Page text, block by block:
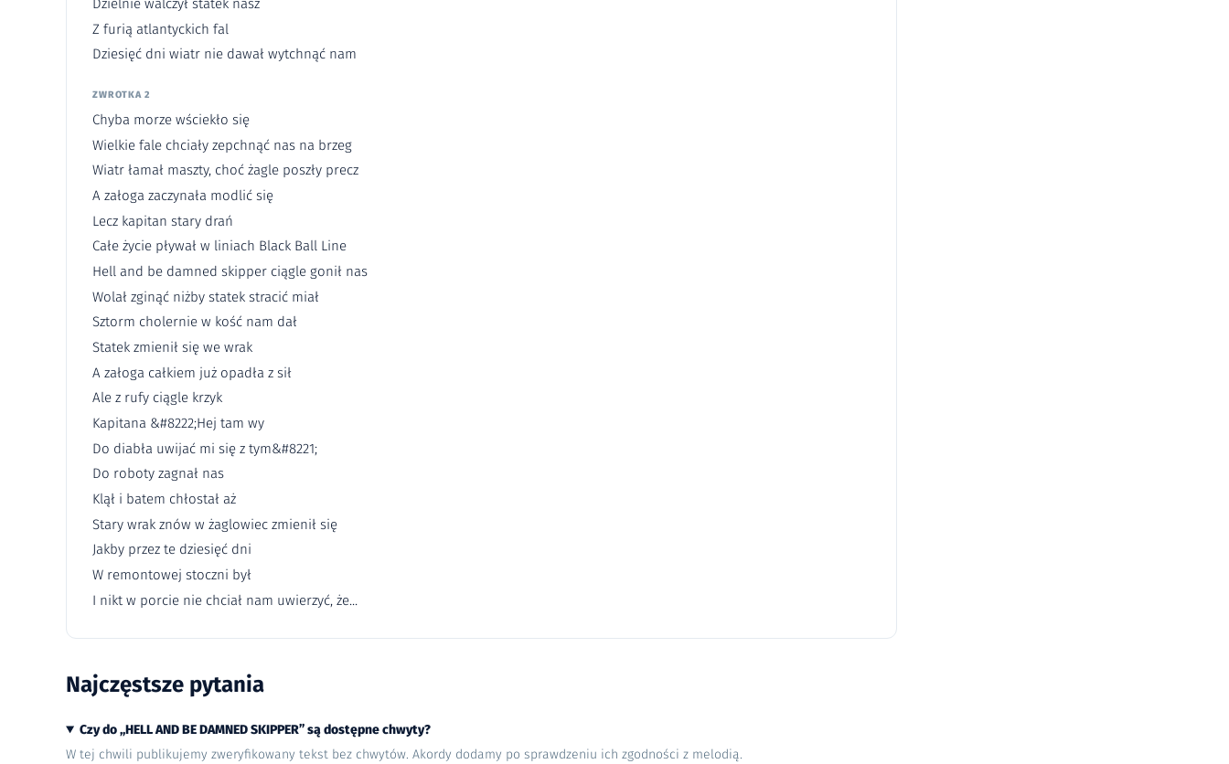
Dzielnie walczył statek nasz
Z furią atlantyckich fal
Dziesięć dni wiatr nie dawał wytchnąć nam
ZWROTKA 2
Chyba morze wściekło się
Wielkie fale chciały zepchnąć nas na brzeg
Wiatr łamał maszty, choć żagle poszły precz
A załoga zaczynała modlić się
Lecz kapitan stary drań
Całe życie pływał w liniach Black Ball Line
Hell and be damned skipper ciągle gonił nas
Wolał zginąć niżby statek stracić miał
Sztorm cholernie w kość nam dał
Statek zmienił się we wrak
A załoga całkiem już opadła z sił
Ale z rufy ciągle krzyk
Kapitana &#8222;Hej tam wy
Do diabła uwijać mi się z tym&#8221;
Do roboty zagnał nas
Klął i batem chłostał aż
Stary wrak znów w żaglowiec zmienił się
Jakby przez te dziesięć dni
W remontowej stoczni był
I nikt w porcie nie chciał nam uwierzyć, że...
Najczęstsze pytania
Czy do „HELL AND BE DAMNED SKIPPER” są dostępne chwyty?
W tej chwili publikujemy zweryfikowany tekst bez chwytów. Akordy dodamy po sprawdzeniu ich zgodności z melodią.